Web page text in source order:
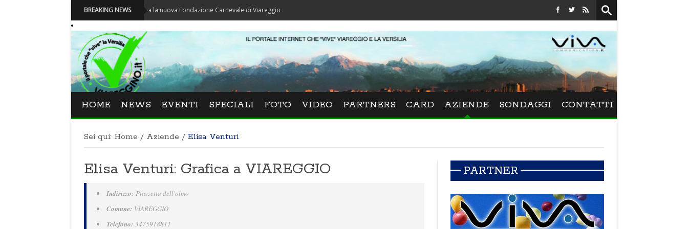
BREAKING NEWS
Carnevale - Nominata la nuova Fondazione Carnevale di Viareggio Festival La Versiliana - La direttrice lucchese Beatrice
HOME NEWS EVENTI SPECIALI FOTO VIDEO PARTNERS CARD AZIENDE SONDAGGI CONTATTI
Sei qui: Home / Aziende / Elisa Venturi
Elisa Venturi: Grafica a VIAREGGIO
Indirizzo: Piazzetta dell'olmo
Comune: VIAREGGIO
Telefono: 3475918811
PARTNER